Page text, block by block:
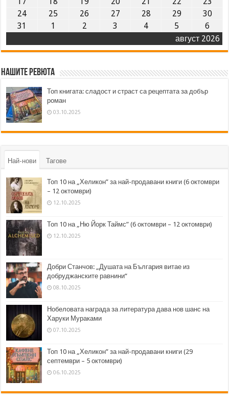
август 2026
24
25 26 27 28 29
30
31
1 2 3 4 5 6
Нашите ревюта
Топ книгата: сладост и страст са рецептата за добър
роман
03.10.2025
Най-нови Тагове
Топ 10 на „Хеликон” за най-продавани книги (6 октомври
– 12 октомври)
12.10.2025
Топ 10 на „Ню Йорк Таймс” (6 октомври – 12 октомври)
12.10.2025
Добри Станчов: „Душата на България витае из
добруджанските равнини“
08.10.2025
Нобеловата награда за литература дава нов шанс на
Харуки Мураками
07.10.2025
Топ 10 на „Хеликон” за най-продавани книги (29
септември – 5 октомври)
06.10.2025